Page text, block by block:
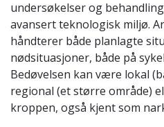
undersøkelser og
avansert teknologisk miljø.
håndterer både planlagte
nødsituasjoner, både på
Bedøvelsen kan være lokal
regional (et større område)
kroppen, også kjent som